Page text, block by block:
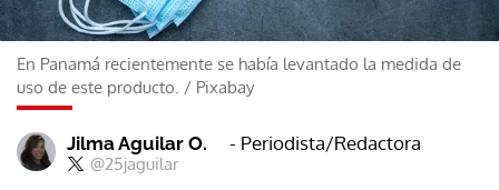
En Panamá recientemente se había levantado la medida de
uso de este producto. / Pixabay
Jilma Aguilar O.
@25jaguilar
- Periodista/Redactora